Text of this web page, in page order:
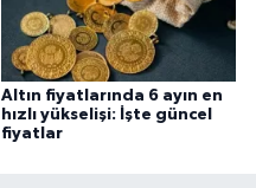
Altın fiyatlarında 6 ayın en
hızlı yükselişi: İşte güncel
fiyatlar